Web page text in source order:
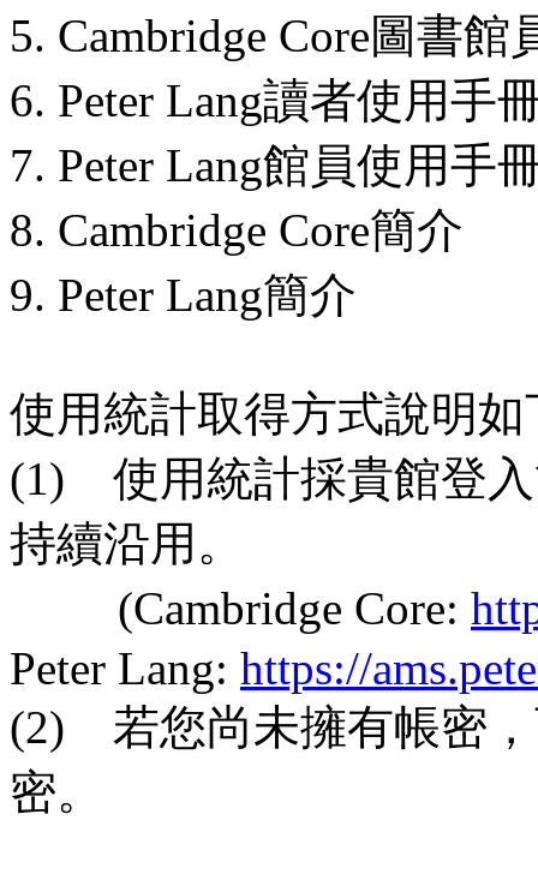
5. Cambridge Core圖書
6. Peter Lang讀者使用手
7. Peter Lang館員使用手
8. Cambridge Core簡介
9. Peter Lang簡介
使用統計取得方式說明如
(1) 使用統計採貴館登
持續沿用。
(Cambridge Core:
Peter Lang: https://
(2) 若您尚未擁有帳密
密。